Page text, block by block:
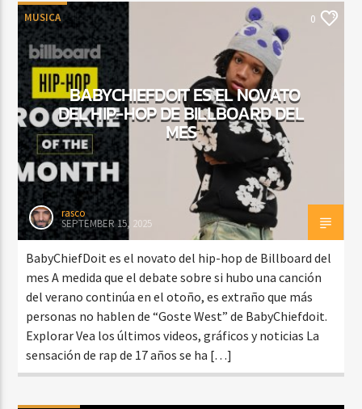
MUSICA 0
BABYCHIEFDOIT ES EL NOVATO
DEL HIP-HOP DE BILLBOARD DEL
MES
rasco
SEPTEMBER 15, 2025
BabyChiefDoit es el novato del hip-hop de Billboard del
mes A medida que el debate sobre si hubo una canción
del verano continúa en el otoño, es extraño que más
personas no hablen de “Goste West” de BabyChiefdoit.
Explorar Vea los últimos videos, gráficos y noticias La
sensación de rap de 17 años se ha […]